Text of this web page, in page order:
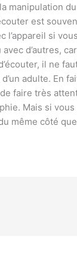
manipulation
est
l’appareil si
d’autres,
il ne
adulte. En
faire très
Mais si
même côté